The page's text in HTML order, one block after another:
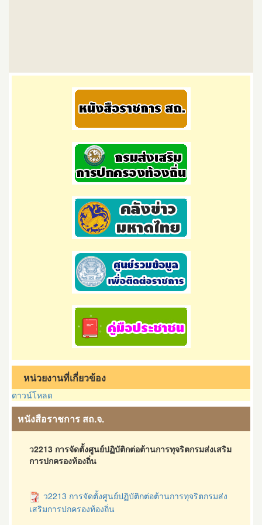
หน่วยงานที่เกี่ยวข้อง
ดาวน์โหลด
หนังสือราชการ สถ.จ.
ว2213 การจัดตั้งศูนย์ปฏิบัติกต่อต้านการทุจริตกรมส่งเสริม
การปกครองท้องถิ่น
ว2213 การจัดตั้งศูนย์ปฏิบัติกต่อต้านการทุจริตกรมส่ง
เสริมการปกครองท้องถิ่น